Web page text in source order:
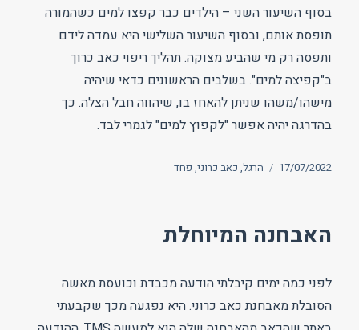
בסוף השיעור השני – הילדים כבר קפצו למים כשהמורה
תופסת אותם, ובסוף השיעור השלישי היא עמדה לידם
ותפסה רק מי שהביע מצוקה. תהליך ריפוי כאב כרוך
ב"קפיצה למים". בשלבים הראשונים כדאי שיהיה
מישהו/משהו שניתן להאחז בו, שיהווה חבל הצלה. כך
בהדרגה יהיה אפשר "לקפוץ למים" לגמרי לבד.
פורסם
17/07/2022 תגיות
הרגל, כאב כרוני, פחד
האבחנה המיוחלת
לפני כמה ימים קיבלתי הודעה מכבדת וכועסת מאשה
הסובלת מאבחנת כאב כרוני. היא נפגעה מכך שקבעתי